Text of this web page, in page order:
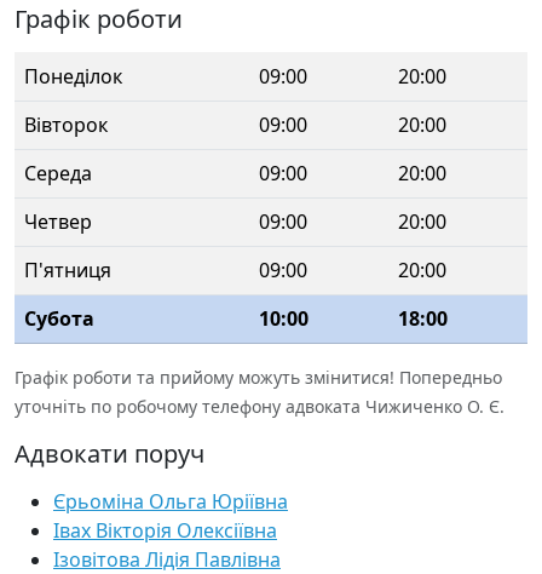
Графік роботи
Понеділок 09:00
20:00
Вівторок
09:00
20:00
Середа
09:00
20:00
Четвер
09:00
20:00
П'ятниця
09:00
20:00
Субота
10:00 18:00
Графік роботи та прийому можуть змінитися! Попередньо
уточніть по робочому телефону адвоката Чижиченко О. Є.
Адвокати поруч
Єрьоміна Ольга Юріївна
Івах Вікторія Олексіївна
Ізовітова Лідія Павлівна